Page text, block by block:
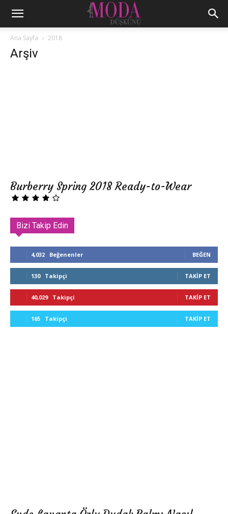
Ana Sayfa 2018
Arşiv
Burberry Spring 2018 Ready-to-Wear
Bizi Takip Edin
4,032 Beğenenler BEĞEN
130 Takipçi TAKIP ET
40,029 Takipçi TAKIP ET
165 Takipçi TAKIP ET